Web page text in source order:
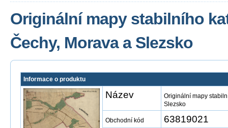
Originální mapy stabilního
Čechy, Morava a Slezsko
Informace o produktu
Název
Originální mapy
Slezsko
Obchodní kód 63819021